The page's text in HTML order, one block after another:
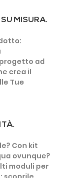
MISURA.
ad
crea il
Tue
Con kit
ovunque?
moduli per